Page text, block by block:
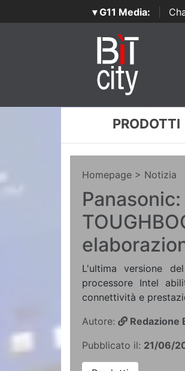
▾ G11 Media:
PRODOTTI
Homepage > Notizia
L'ultima versione
processore Intel
connettività e
Autore:
Redazione
Pubblicato il: 21/06/